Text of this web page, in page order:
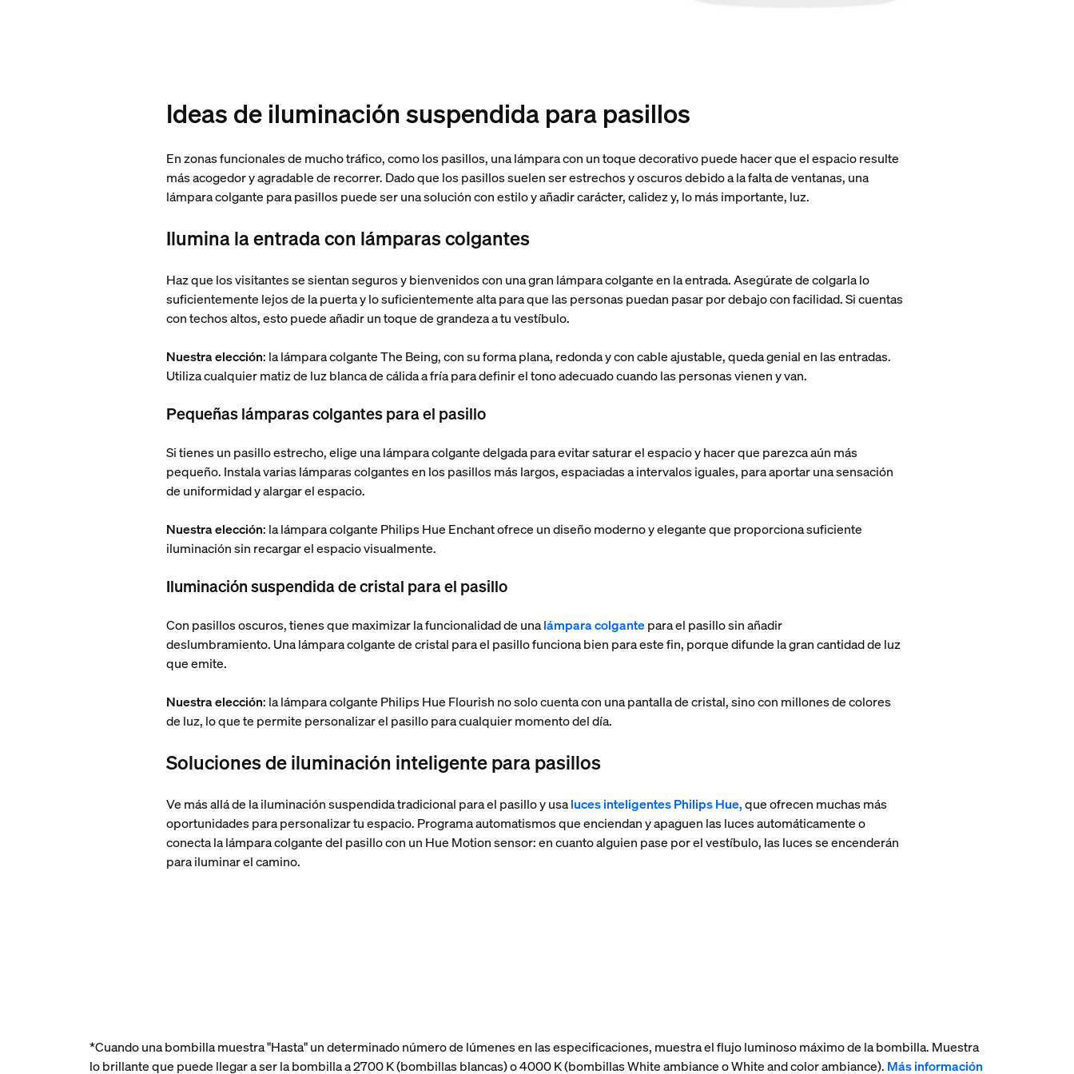
Ideas de iluminación suspendida para pasillos
En zonas funcionales de mucho tráfico, como los pasillos, una lámpara con un toque decorativo puede hacer que el espacio resulte
más acogedor y agradable de recorrer. Dado que los pasillos suelen ser estrechos y oscuros debido a la falta de ventanas, una
lámpara colgante para pasillos puede ser una solución con estilo y añadir carácter, calidez y, lo más importante, luz.
Ilumina la entrada con lámparas colgantes
Haz que los visitantes se sientan seguros y bienvenidos con una gran lámpara colgante en la entrada. Asegúrate de colgarla lo
suficientemente lejos de la puerta y lo suficientemente alta para que las personas puedan pasar por debajo con facilidad. Si cuentas
con techos altos, esto puede añadir un toque de grandeza a tu vestíbulo.
Nuestra elección: la lámpara colgante The Being, con su forma plana, redonda y con cable ajustable, queda genial en las entradas.
Utiliza cualquier matiz de luz blanca de cálida a fría para definir el tono adecuado cuando las personas vienen y van.
Pequeñas lámparas colgantes para el pasillo
Si tienes un pasillo estrecho, elige una lámpara colgante delgada para evitar saturar el espacio y hacer que parezca aún más
pequeño. Instala varias lámparas colgantes en los pasillos más largos, espaciadas a intervalos iguales, para aportar una sensación
de uniformidad y alargar el espacio.
Nuestra elección: la lámpara colgante Philips Hue Enchant ofrece un diseño moderno y elegante que proporciona suficiente
iluminación sin recargar el espacio visualmente.
Iluminación suspendida de cristal para el pasillo
Con pasillos oscuros, tienes que maximizar la funcionalidad de unalámpara colgantepara el pasillo sin añadir
deslumbramiento. Una lámpara colgante de cristal para el pasillo funciona bien para este fin, porque difunde la gran cantidad de luz
que emite.
Nuestra elección: la lámpara colgante Philips Hue Flourish no solo cuenta con una pantalla de cristal, sino con millones de colores
de luz, lo que te permite personalizar el pasillo para cualquier momento del día.
Soluciones de iluminación inteligente para pasillos
Ve más allá de la iluminación suspendida tradicional para el pasillo y usaluces inteligentes Philips Hue,que ofrecen muchas más
oportunidades para personalizar tu espacio. Programa automatismos que enciendan y apaguen las luces automáticamente o
conecta la lámpara colgante del pasillo con un Hue Motion sensor: en cuanto alguien pase por el vestíbulo, las luces se encenderán
para iluminar el camino.
*Cuando una bombilla muestra "Hasta" un determinado número de lúmenes en las especificaciones, muestra el flujo luminoso máximo de la bombilla. Muestra
lo brillante que puede llegar a ser la bombilla a 2700 K (bombillas blancas) o 4000 K (bombillas White ambiance o White and color ambiance). Más información